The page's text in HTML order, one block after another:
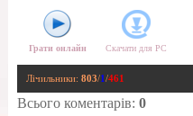
Грати онлайн Скачати для PC
Лічильники: 803/1 /461
Всього коментарів: 0